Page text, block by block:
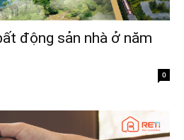
động sản nhà ở năm
0